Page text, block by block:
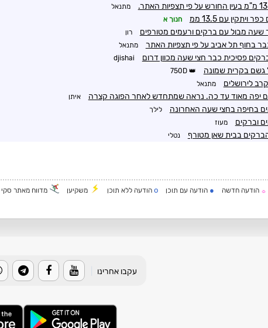
מתנאל
ויתקין עם 13.5 ממ חנוך א
שעה מבול עם ברקים ורעמים מטורפים רון
מתנאל
פסיכית כבר חצי שעה מכוון דרום djishai
גשם בקרית שמונה 750D
לירושלים מתנאל
איתן
בחיפה בחצי שעה האחרונה לילך
וברקים מעוז
בבית שאן מטורף נטלי
☼ הודעה חדשה ● הודעה עם תוכן o הודעה ללא תוכן משקיען מדווח מאתר סקי
עקבו אחרינו